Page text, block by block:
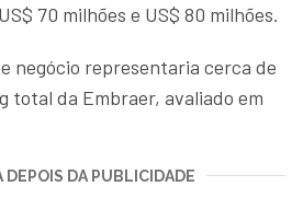
70 milhões e US$ 80 milhões.
negócio representaria cerca de
total da Embraer, avaliado em
DA PUBLICIDADE